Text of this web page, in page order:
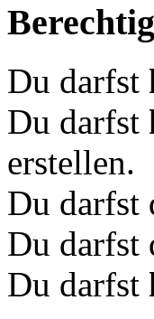
Du darfst
Du darfst
erstellen.
Du darfst
Du darfst
Du darfst